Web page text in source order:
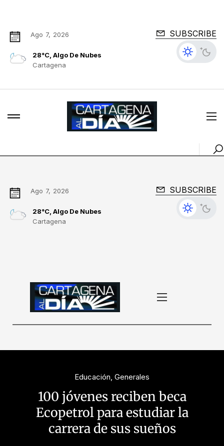
Ago 7, 2026
28°C, Algo De Nubes
Cartagena
SUBSCRIBE
Ago 7, 2026
28°C, Algo De Nubes
Cartagena
SUBSCRIBE
Educación, Generales
100 jóvenes reciben beca
Ecopetrol para estudiar la
carrera de sus sueños